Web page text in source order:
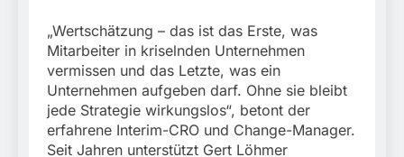
„Wertschätzung – das ist das Erste, was
Mitarbeiter in kriselnden Unternehmen
vermissen und das Letzte, was ein
Unternehmen aufgeben darf. Ohne sie bleibt
jede Strategie wirkungslos“, betont der
erfahrene Interim-CRO und Change-Manager.
Seit Jahren unterstützt Gert Löhmer